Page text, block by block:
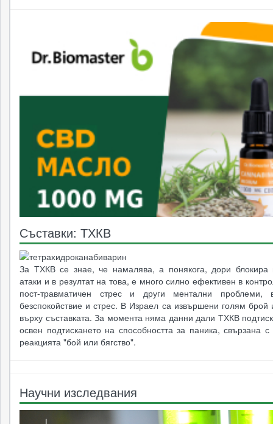
Съставки: ТХКВ
За ТХКВ се знае, че намалява, а понякога, дори блокира
атаки и в резултат на това, е много силно ефективен в
пост-травматичен стрес и други ментални проблеми,
безспокойствие и стрес. В Израел са извършени голям брой
върху съставката. За момента няма данни дали ТХКВ
освен подтискането на способността за паника, свързана
реакцията "бой или бягство".
Научни изследвания